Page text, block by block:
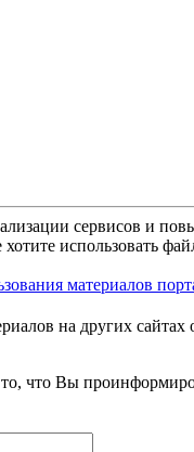
сервисов и
использовать
материалов
на других сайтах
что Вы